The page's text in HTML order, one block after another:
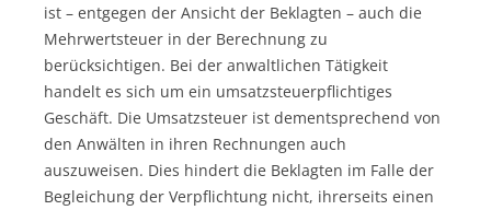
ist – entgegen der Ansicht der Beklagten – auch die
Mehrwertsteuer in der Berechnung zu
berücksichtigen. Bei der anwaltlichen Tätigkeit
handelt es sich um ein umsatzsteuerpflichtiges
Geschäft. Die Umsatzsteuer ist dementsprechend von
den Anwälten in ihren Rechnungen auch
auszuweisen. Dies hindert die Beklagten im Falle der
Begleichung der Verpflichtung nicht, ihrerseits einen